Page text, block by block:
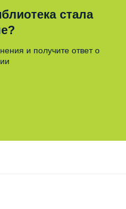
стала
и получите ответ о